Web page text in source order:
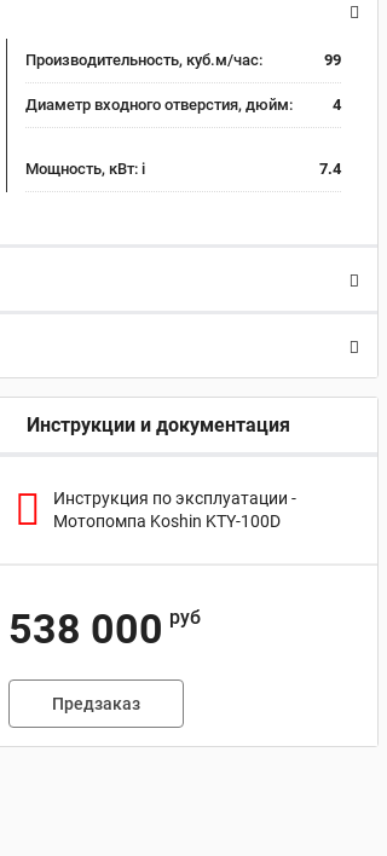
Производительность, куб.м/час: 99
Диаметр входного отверстия, дюйм: 4
Мощность, кВт: i 7.4
Инструкции и документация
Инструкция по эксплуатации -
Мотопомпа Koshin KTY-100D
538 000 руб
Предзаказ